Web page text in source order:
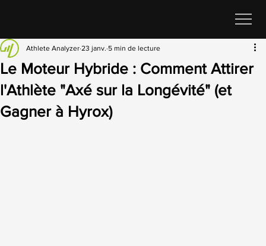
Le Moteur Hybride : Comment Attirer
l'Athlète "Axé sur la Longévité" (et
Gagner à Hyrox)
Athlete Analyzer 23 janv. 5 min de lecture